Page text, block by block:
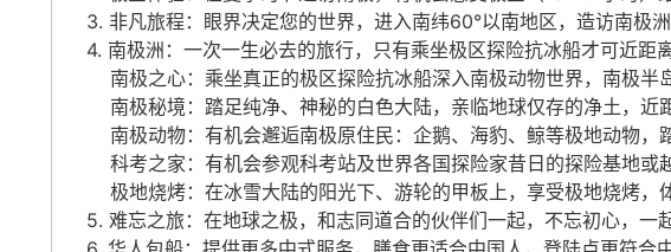
3. 非凡旅程：眼界决定您的世界，进入南纬60°以南地区，造访南极
4. 南极洲：一次一生必去的旅行，只有乘坐极区探险抗冰船才可近距
南极之心：乘坐真正的极区探险抗冰船深入南极动物世界，南极半
南极秘境：踏足纯净、神秘的白色大陆，亲临地球仅存的净土，近
南极动物：有机会邂逅南极原住民：企鹅、海豹、鲸等极地动物，
科考之家：有机会参观科考站及世界各国探险家昔日的探险基地或
极地烧烤：在冰雪大陆的阳光下、游轮的甲板上，享受极地烧烤，
5. 难忘之旅：在地球之极，和志同道合的伙伴们一起，不忘初心，一